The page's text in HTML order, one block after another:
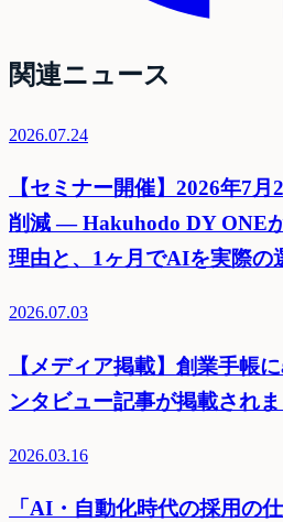
関連ニュース
2026.07.24
【セミナー開催】2026年7
削減 — Hakuhodo DY ONE
理由と、1ヶ月でAIを実際の
2026.07.03
【メディア掲載】創業手帳
ンタビュー記事が掲載され
2026.03.16
「AI・自動化時代の採用の